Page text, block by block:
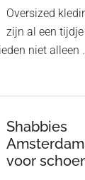
Oversized
zijn al een
niet alleen
Shabbies
voor